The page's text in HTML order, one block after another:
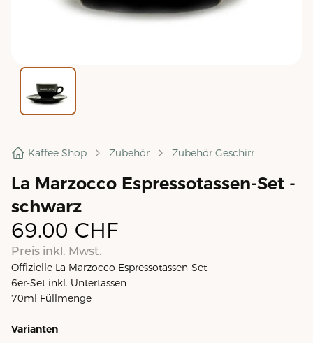
Kaffee Shop Zubehör Zubehör Geschirr
La Marzocco Espressotassen-Set -
schwarz
69.00 CHF
Preis inkl. Mwst.
Offizielle La Marzocco Espressotassen-Set
6er-Set inkl. Untertassen
70ml Füllmenge
Varianten